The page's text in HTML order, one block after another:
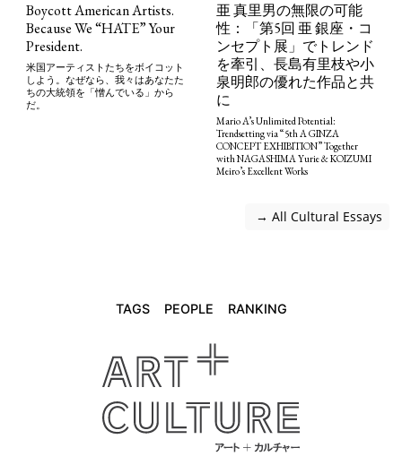
Boycott American Artists.
Because We “HATE” Your
President.
米国アーティストたちをボイコット
しよう。なぜなら、我々はあなたた
ちの大統領を「憎んでいる」から
だ。
亜 真里男の無限の可能
性：「第5回 亜 銀座・コ
ンセプト展」でトレンド
を牽引、長島有里枝や小
泉明郎の優れた作品と共
に
Mario A’s Unlimited Potential:
Trendsetting via “5th A GINZA
CONCEPT EXHIBITION” Together
with NAGASHIMA Yurie & KOIZUMI
Meiro’s Excellent Works
→ All Cultural Essays
TAGS PEOPLE RANKING